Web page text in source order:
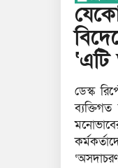
ডেস্ক